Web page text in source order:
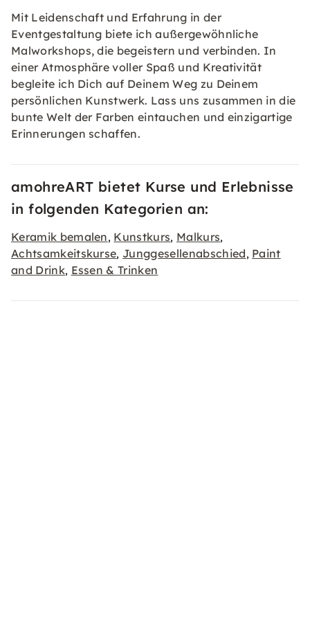
Mit Leidenschaft und Erfahrung in der
Eventgestaltung biete ich außergewöhnliche
Malworkshops, die begeistern und verbinden. In
einer Atmosphäre voller Spaß und Kreativität
begleite ich Dich auf Deinem Weg zu Deinem
persönlichen Kunstwerk. Lass uns zusammen in die
bunte Welt der Farben eintauchen und einzigartige
Erinnerungen schaffen.
amohreART bietet Kurse und Erlebnisse
in folgenden Kategorien an:
Keramik bemalen, Kunstkurs, Malkurs,
Achtsamkeitskurse, Junggesellenabschied, Paint
and Drink, Essen & Trinken